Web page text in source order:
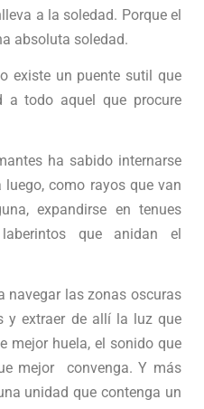
a la soledad. Porque el
absoluta soledad.
existe un puente sutil que
a todo aquel que procure
ha sabido internarse
como rayos que van
expandirse en tenues
que anidan el
navegar las zonas oscuras
y extraer de allí la luz que
mejor huela, el sonido que
mejor convenga. Y más
unidad que contenga un